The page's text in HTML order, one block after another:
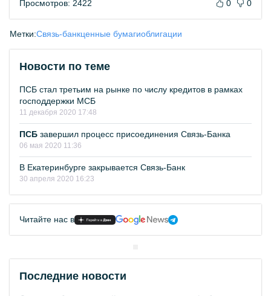
Просмотров: 2422 0 0
Метки:Связь-банкценные бумагиоблигации
Новости по теме
ПСБ стал третьим на рынке по числу кредитов в рамках
господдержки МСБ
11 декабря 2020 17:48
ПСБ завершил процесс присоединения Связь-Банка
06 мая 2020 11:36
В Екатеринбурге закрывается Связь-Банк
30 апреля 2020 16:23
Читайте нас в
Последние новости